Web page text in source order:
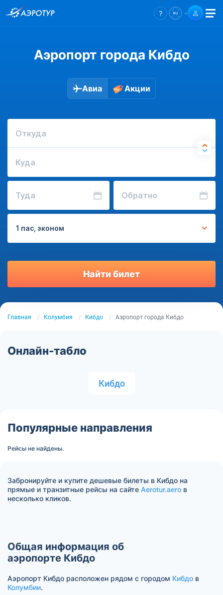
Аэропорт города Кибдо
Авиа Акции
Откуда
Куда
Туда Обратно
1 пас, эконом
Найти билет
Главная Колумбия Кибдо Аэропорт города Кибдо
Онлайн-табло
Кибдо
Популярные направления
Рейсы не найдены.
Забронируйте и купите дешевые билеты в Кибдо на
прямые и транзитные рейсы на сайте Aerotur.aero в
несколько кликов.
Общая информация об
аэропорте Кибдо
Аэропорт Кибдо расположен рядом с городом Кибдо в
Колумбии.